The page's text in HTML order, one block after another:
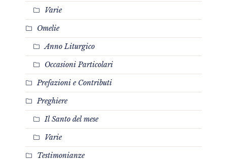
Varie
Omelie
Anno Liturgico
Occasioni Particolari
Prefazioni e Contributi
Preghiere
Il Santo del mese
Varie
Testimonianze